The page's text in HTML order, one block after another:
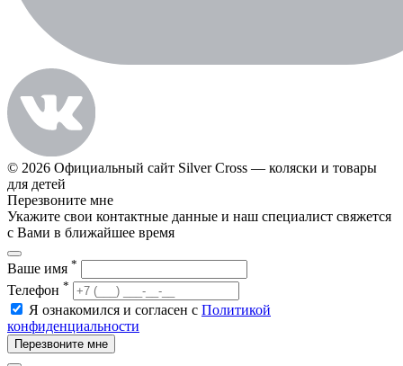
© 2026 Официальный сайт Silver Cross — коляски и товары
для детей
Перезвоните мне
Укажите свои контактные данные и наш специалист свяжется
с Вами в ближайшее время
Ваше имя *
Телефон *
Я ознакомился и согласен с Политикой
конфиденциальности
Перезвоните мне